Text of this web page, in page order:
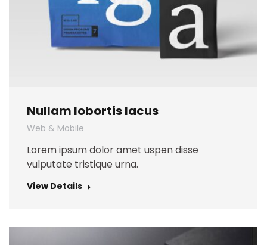
Nullam lobortis lacus
Web & Mobile
Lorem ipsum dolor amet uspen disse
vulputate tristique urna.
View Details